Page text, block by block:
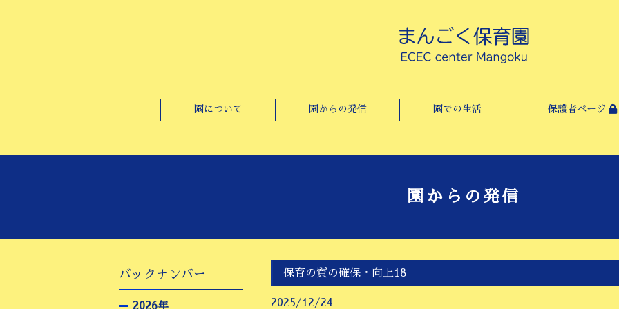
園について 園からの発信 園での生活 保護者ページ
園からの発信
保育の質の確保・向上18
2025/12/24
バックナンバー
2026年